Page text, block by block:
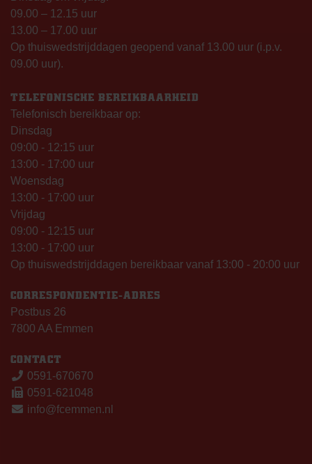
09.00 – 12.15 uur
13.00 – 17.00 uur
Op thuiswedstrijddagen geopend vanaf 13.00 uur (i.p.v.
09.00 uur).
TELEFONISCHE BEREIKBAARHEID
Telefonisch bereikbaar op:
Dinsdag
09:00 - 12:15 uur
13:00 - 17:00 uur
Woensdag
13:00 - 17:00 uur
Vrijdag
09:00 - 12:15 uur
13:00 - 17:00 uur
Op thuiswedstrijddagen bereikbaar vanaf 13:00 - 20:00 uur
CORRESPONDENTIE-ADRES
Postbus 26
7800 AA Emmen
CONTACT
0591-670670
0591-621048
info@fcemmen.nl